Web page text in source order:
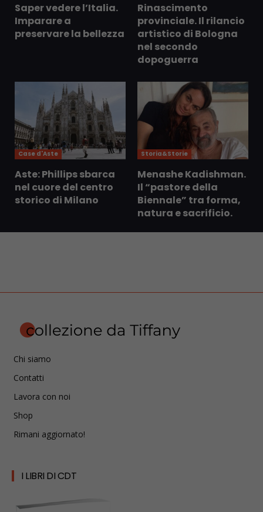
Saper vedere l’Italia.
Imparare a
preservare la bellezza
Rinascimento
provinciale. Il rilancio
artistico di Bologna
nel secondo
dopoguerra
Case d'Aste
Aste: Phillips sbarca
nel cuore del centro
storico di Milano
Storia&Storie
Menashe Kadishman.
Il “pastore della
Biennale” tra forma,
natura e sacrificio.
Chi siamo
Contatti
Lavora con noi
Shop
Rimani aggiornato!
I LIBRI DI CDT